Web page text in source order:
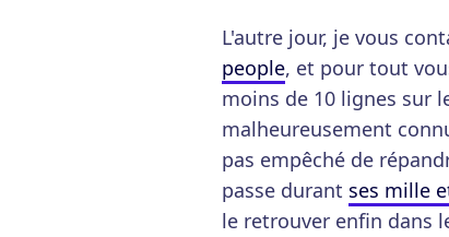
L'autre jour, je vous
people, et pour tout
moins de 10 lignes sur
malheureusement
pas empêché de
passe durant ses mille
le retrouver enfin dans